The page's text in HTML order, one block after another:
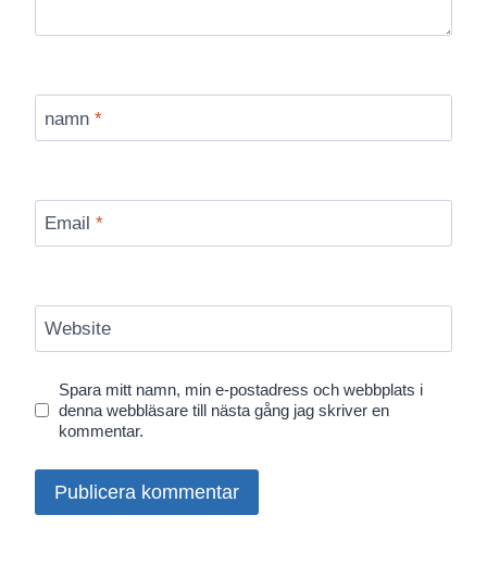
namn *
Email *
Website
Spara mitt namn, min e-postadress och webbplats i
denna webbläsare till nästa gång jag skriver en
kommentar.